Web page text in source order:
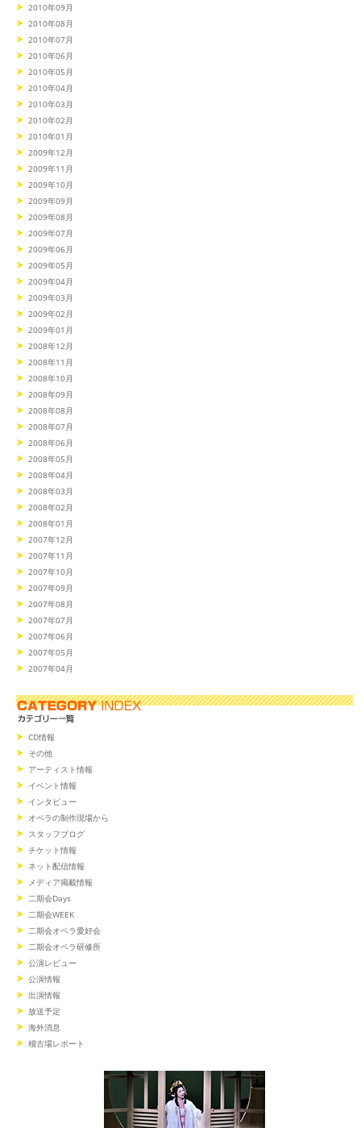
2010年09月
2010年08月
2010年07月
2010年06月
2010年05月
2010年04月
2010年03月
2010年02月
2010年01月
2009年12月
2009年11月
2009年10月
2009年09月
2009年08月
2009年07月
2009年06月
2009年05月
2009年04月
2009年03月
2009年02月
2009年01月
2008年12月
2008年11月
2008年10月
2008年09月
2008年08月
2008年07月
2008年06月
2008年05月
2008年04月
2008年03月
2008年02月
2008年01月
2007年12月
2007年11月
2007年10月
2007年09月
2007年08月
2007年07月
2007年06月
2007年05月
2007年04月
CD情報
その他
アーティスト情報
イベント情報
インタビュー
オペラの制作現場から
スタッフブログ
チケット情報
ネット配信情報
メディア掲載情報
二期会Days
二期会WEEK
二期会オペラ愛好会
二期会オペラ研修所
公演レビュー
公演情報
出演情報
放送予定
海外消息
稽古場レポート